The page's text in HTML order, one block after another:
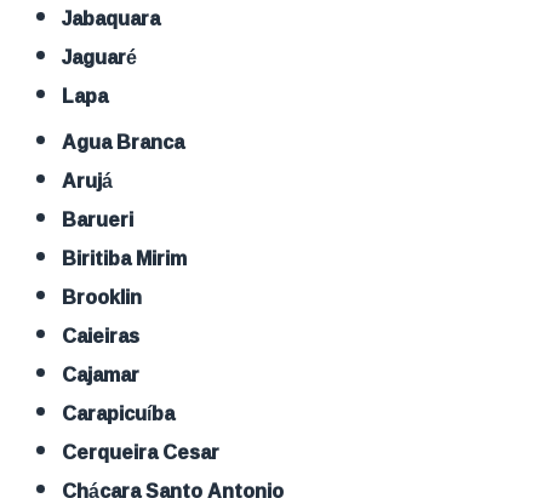
Jabaquara
Jaguaré
Lapa
Agua Branca
Arujá
Barueri
Biritiba Mirim
Brooklin
Caieiras
Cajamar
Carapicuíba
Cerqueira Cesar
Chácara Santo Antonio